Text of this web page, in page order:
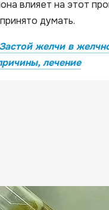
влияет на этот
думать.
Застой желчи в
лечение